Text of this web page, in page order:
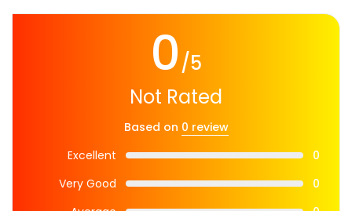
0/5
Not Rated
Based on 0 review
Excellent
0
Very Good
0